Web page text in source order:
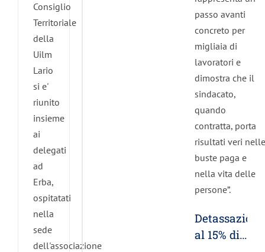
Consiglio
Territoriale
della
Uilm
Lario
si e'
riunito
insieme
ai
delegati
ad
Erba,
ospitatati
nella
sede
dell'associazione
passo avanti
concreto per
migliaia di
lavoratori e
dimostra che il
sindacato,
quando
contratta, porta
risultati veri nelle
buste paga e
nella vita delle
persone”.
Detassazione
al 15% di